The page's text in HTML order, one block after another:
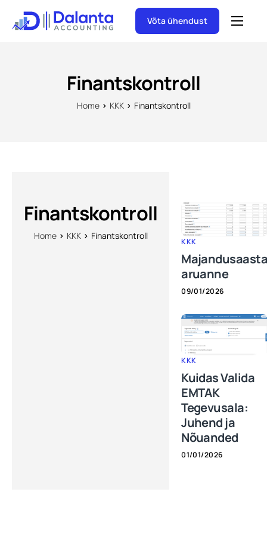
Juriidiline aadress
Võta ühendust
Finantskontroll
Home KKK Finantskontroll
Finantskontroll
Home KKK Finantskontroll
KKK
aruanne
09/01/2026
KKK
Kuidas Valida
EMTAK
Tegevusala:
Juhend ja
Nõuanded
01/01/2026